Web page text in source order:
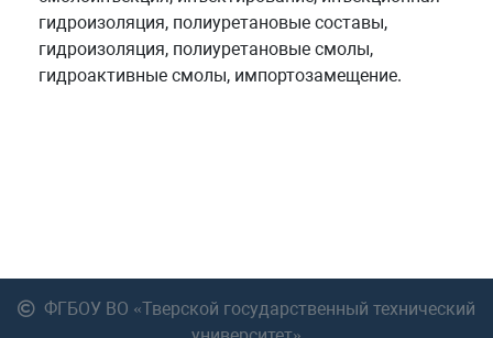
гидроизоляция, полиуретановые составы,
гидроизоляция, полиуретановые смолы,
гидроактивные смолы, импортозамещение.
ФГБОУ ВО «Тверской государственный технический